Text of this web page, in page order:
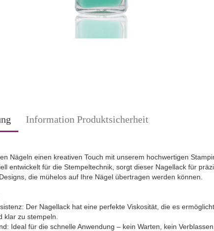
Information Produktsicherheit
Nägeln einen kreativen Touch mit unserem hochwertigen
entwickelt für die Stempeltechnik, sorgt dieser Nagellack für
die mühelos auf Ihre Nägel übertragen werden können.
Der Nagellack hat eine perfekte Viskosität, die es
klar zu stempeln.
Ideal für die schnelle Anwendung – kein Warten, kein Verblassen.